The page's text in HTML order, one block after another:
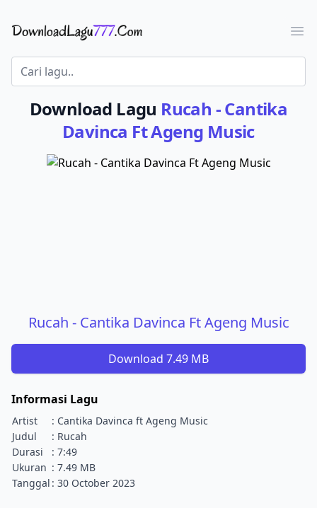
Download Lagu - LaguJoss.com
Download Lagu Rucah - Cantika
Davinca Ft Ageng Music
Rucah - Cantika Davinca Ft Ageng Music
Download 7.49 MB
Informasi Lagu
Artist
: Cantika Davinca ft Ageng Music
Judul
: Rucah
Durasi
: 7:49
Ukuran : 7.49 MB
Tanggal : 30 October 2023